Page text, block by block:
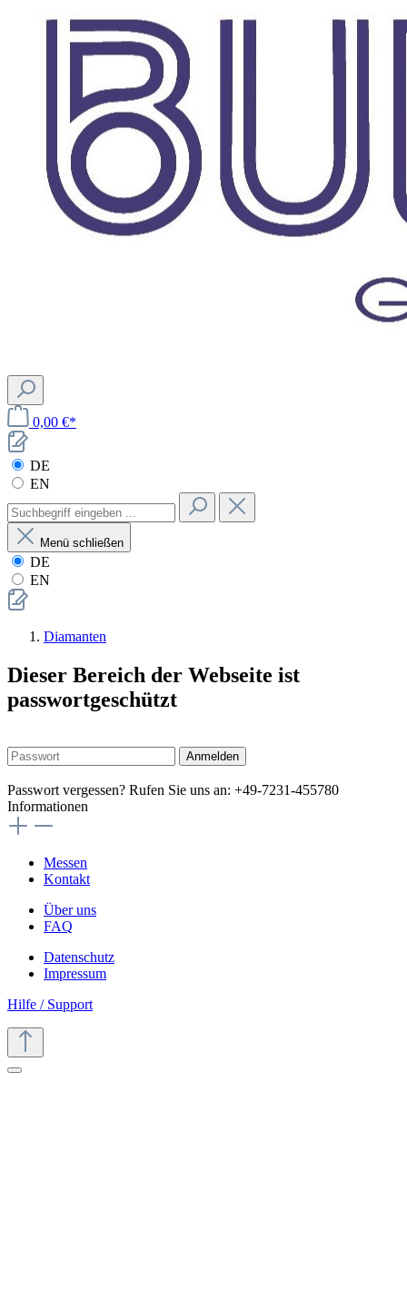
0,00 €*
DE
EN
Menü schließen
DE
EN
Diamanten
Dieser Bereich der Webseite ist
passwortgeschützt
Anmelden
Passwort vergessen? Rufen Sie uns an: +49-7231-455780
Informationen
Messen
Kontakt
Über uns
FAQ
Datenschutz
Impressum
Hilfe / Support